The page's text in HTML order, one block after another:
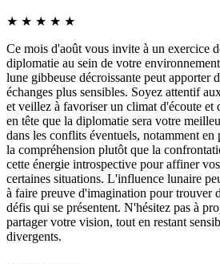
★ ★ ★ ★ ★
Ce mois d'août vous invite à un exercice
diplomatie au sein de votre
lune gibbeuse décroissante peut apporter
échanges plus sensibles. Soyez attentif
et veillez à favoriser un climat d'écoute et
en tête que la diplomatie sera votre
dans les conflits éventuels, notamment
la compréhension plutôt que la
cette énergie introspective pour affiner
certaines situations. L'influence lunaire
à faire preuve d'imagination pour trouver
défis qui se présentent. N'hésitez pas à
partager votre vision, tout en restant
divergents.